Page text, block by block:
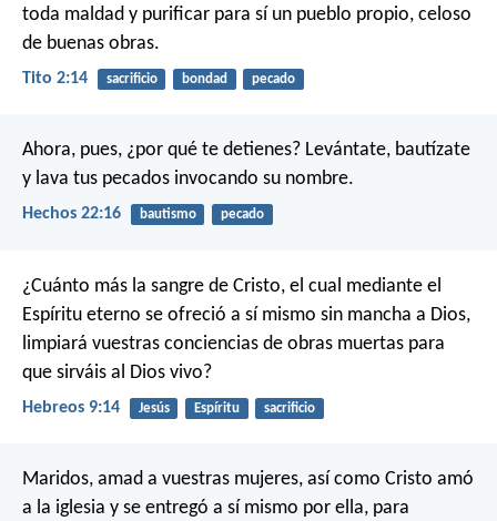
toda maldad y purificar para sí un pueblo propio, celoso
de buenas obras.
Tito 2:14 sacrificio bondad pecado
Ahora, pues, ¿por qué te detienes? Levántate, bautízate
y lava tus pecados invocando su nombre.
Hechos 22:16 bautismo pecado
¿Cuánto más la sangre de Cristo, el cual mediante el
Espíritu eterno se ofreció a sí mismo sin mancha a Dios,
limpiará vuestras conciencias de obras muertas para
que sirváis al Dios vivo?
Hebreos 9:14 Jesús Espíritu sacrificio
Maridos, amad a vuestras mujeres, así como Cristo amó
a la iglesia y se entregó a sí mismo por ella, para